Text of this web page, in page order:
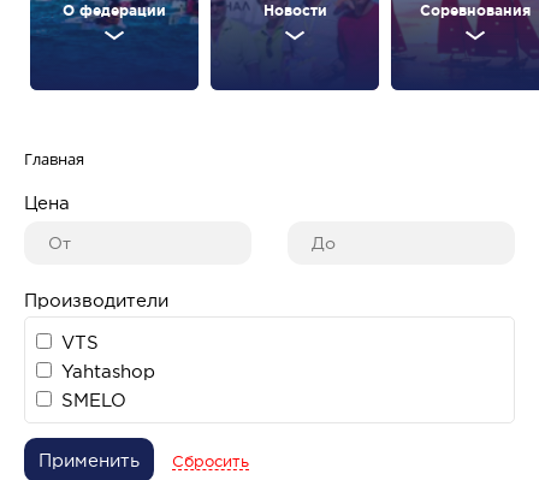
О федерации Новости Соревнования
Главная
Цена
Производители
VTS
Yahtashop
SMELO
Применить Сбросить